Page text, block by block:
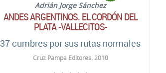
Adrián Jorge Sánchez
ANDES ARGENTINOS. EL CORDÓN DEL
PLATA -VALLECITOS-
37 cumbres por sus rutas normales
Cruz Pampa Editores. 2010